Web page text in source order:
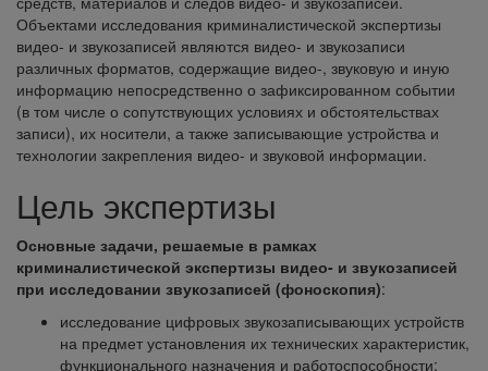
Объектами исследования криминалистической экспертизы
видео- и звукозаписей являются видео- и звукозаписи
различных форматов, содержащие видео-, звуковую и иную
информацию непосредственно о зафиксированном событии
(в том числе о сопутствующих условиях и обстоятельствах
записи), их носители, а также записывающие устройства и
технологии закрепления видео- и звуковой информации.
Цель экспертизы
Основные задачи, решаемые в рамках
криминалистической экспертизы видео- и звукозаписей
при исследовании звукозаписей (фоноскопия):
исследование цифровых звукозаписывающих устройств
на предмет установления их технических характеристик,
функционального назначения и работоспособности;